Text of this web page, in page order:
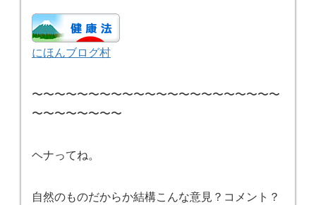
にほんブログ村
〜〜〜〜〜〜〜〜〜〜〜〜〜〜〜〜〜〜〜〜〜〜
〜〜〜〜〜〜〜〜
ヘナってね。
自然のものだからか結構こんな意見？コメント？